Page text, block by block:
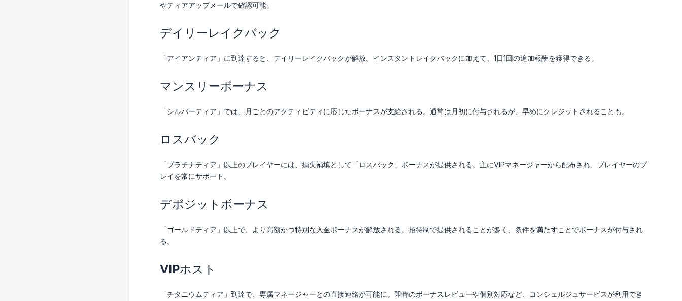
やティアアップメールで確認可能。
デイリーレイクバック
「アイアンティア」に到達すると、デイリーレイクバックが解放。インスタントレイクバックに加えて、1日1回の追加報酬を獲得できる。
マンスリーボーナス
「シルバーティア」では、月ごとのアクティビティに応じたボーナスが支給される。通常は月初に付与されるが、早めにクレジットされることも。
ロスバック
「プラチナティア」以上のプレイヤーには、損失補填として「ロスバック」ボーナスが提供される。主にVIPマネージャーから配布され、プレイヤーのプ
レイを常にサポート。
デポジットボーナス
「ゴールドティア」以上で、より高額かつ特別な入金ボーナスが解放される。招待制で提供されることが多く、条件を満たすことでボーナスが付与され
る。
VIPホスト
「チタニウムティア」到達で、専属マネージャーとの直接連絡が可能に。即時のボーナスレビューや個別対応など、コンシェルジュサービスが利用でき